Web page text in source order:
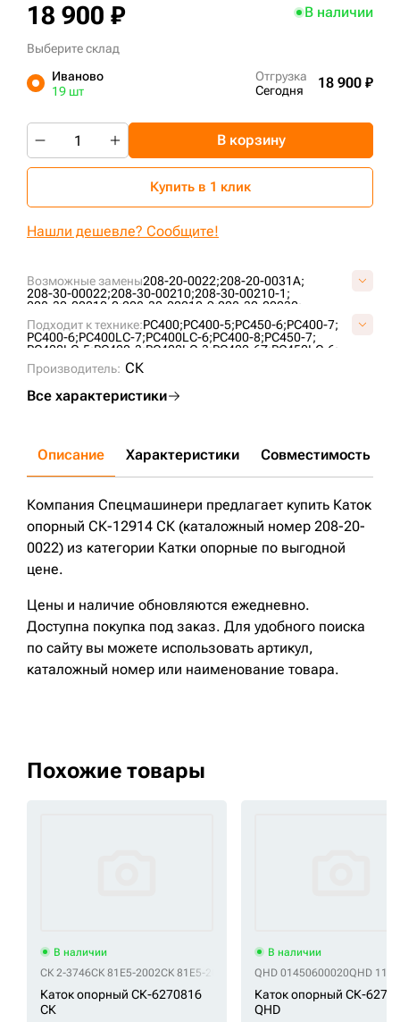
Возможные замены208-20-0022;208-20-0031A;
208-30-00022;208-30-00210;208-30-00210-1;
208-30-00210-2;208-30-00210-9;208-30-00230;
208-30-00231;
208-30-00310;2-2788;A4040000M00;
KM1743;KM2301;UF209K1E;VKM1743V;
Подходит к технике:PC400;PC400-5;PC450-6;PC400-7;
PC400-6;PC400LC-7;PC400LC-6;PC400-8;PC450-7;
PC400LC-5;PC400-3;PC400LC-3;PC400-6Z;PC450LC-6;
PC400-7(5227);
PC450LC-8;
Производитель: СК
Все характеристики
18 900 ₽ В наличии
Выберите склад
Иваново
19 шт
Отгрузка
Сегодня
18 900 ₽
В корзину
Купить в 1 клик
Нашли дешевле? Сообщите!
Описание Характеристики Совместимость
Компания Спецмашинери предлагает купить Каток
опорный СК-12914 СК (каталожный номер 208-20-
0022) из категории Катки опорные по выгодной
цене.
Цены и наличие обновляются ежедневно.
Доступна покупка под заказ. Для удобного поиска
по сайту вы можете использовать артикул,
каталожный номер или наименование товара.
Похожие товары
В наличии
СК 2-3746СК 81E5-2002СК 81E5-2002 (9 серия) СК 81N8-11010СК
Каток опорный СК-6270816
СК
В наличии
QHD 01450600020QHD
Каток опорный СК-
QHD